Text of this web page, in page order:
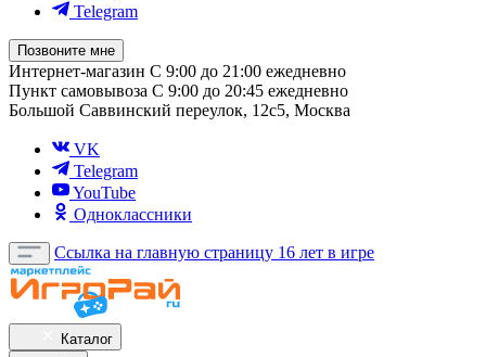
Telegram
Позвоните мне
Интернет-магазин С 9:00 до 21:00 ежедневно
Пункт самовывоза С 9:00 до 20:45 ежедневно
Большой Саввинский переулок, 12с5, Москва
VK
Telegram
YouTube
Одноклассники
Ссылка на главную страницу 16 лет в игре
Каталог